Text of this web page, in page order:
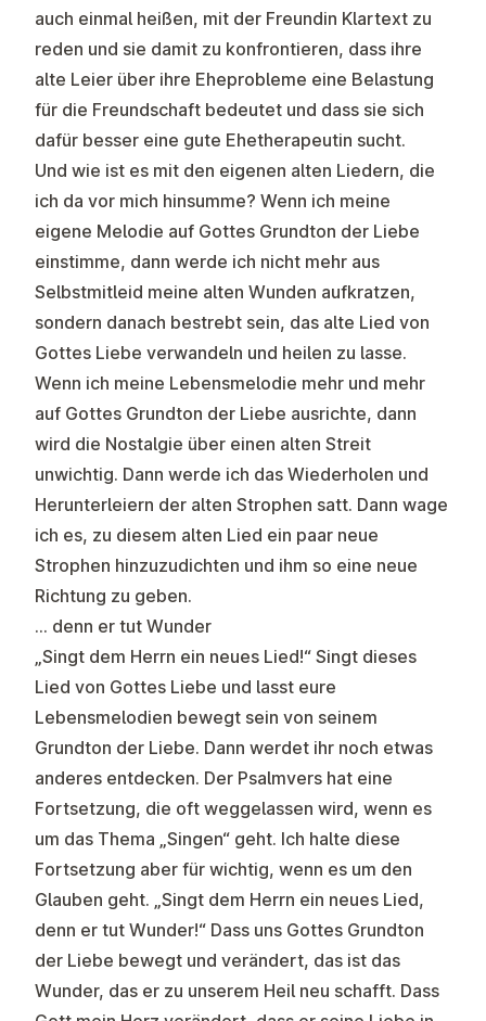
auch einmal heißen, mit der Freundin Klartext zu
reden und sie damit zu konfrontieren, dass ihre
alte Leier über ihre Eheprobleme eine Belastung
für die Freundschaft bedeutet und dass sie sich
dafür besser eine gute Ehetherapeutin sucht.
Und wie ist es mit den eigenen alten Liedern, die
ich da vor mich hinsumme? Wenn ich meine
eigene Melodie auf Gottes Grundton der Liebe
einstimme, dann werde ich nicht mehr aus
Selbstmitleid meine alten Wunden aufkratzen,
sondern danach bestrebt sein, das alte Lied von
Gottes Liebe verwandeln und heilen zu lasse.
Wenn ich meine Lebensmelodie mehr und mehr
auf Gottes Grundton der Liebe ausrichte, dann
wird die Nostalgie über einen alten Streit
unwichtig. Dann werde ich das Wiederholen und
Herunterleiern der alten Strophen satt. Dann wage
ich es, zu diesem alten Lied ein paar neue
Strophen hinzuzudichten und ihm so eine neue
Richtung zu geben.
… denn er tut Wunder
„Singt dem Herrn ein neues Lied!“ Singt dieses
Lied von Gottes Liebe und lasst eure
Lebensmelodien bewegt sein von seinem
Grundton der Liebe. Dann werdet ihr noch etwas
anderes entdecken. Der Psalmvers hat eine
Fortsetzung, die oft weggelassen wird, wenn es
um das Thema „Singen“ geht. Ich halte diese
Fortsetzung aber für wichtig, wenn es um den
Glauben geht. „Singt dem Herrn ein neues Lied,
denn er tut Wunder!“ Dass uns Gottes Grundton
der Liebe bewegt und verändert, das ist das
Wunder, das er zu unserem Heil neu schafft. Dass